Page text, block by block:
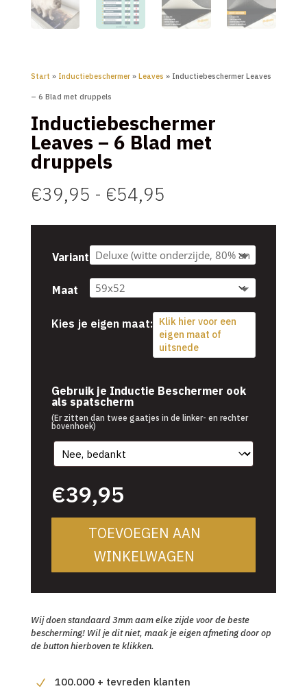
Start » Inductiebeschermer» Leaves » Inductiebeschermer Leaves
– 6 Blad met druppels
Inductiebeschermer
Leaves – 6 Blad met
druppels
€39,95 - €54,95
€54,95
Variant
Maat
Kies je eigen maat: Klik hier voor een
eigen maat of
uitsnede
€39,95
Gebruik je Inductie Beschermer ook
als spatscherm
(Er zitten dan twee gaatjes in de linker- en rechter
bovenhoek)
€39,95
TOEVOEGEN AAN
WINKELWAGEN
Wij doen standaard 3mm aam elke zijde voor de beste
bescherming! Wil je dit niet, maak je eigen afmeting door op
de button hierboven te klikken.
100.000 + tevreden klanten